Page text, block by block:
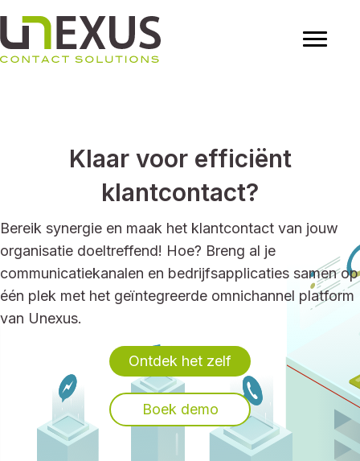
Klaar voor efficiënt
klantcontact?
Bereik synergie en maak het klantcontact van jouw
organisatie doeltreffend! Hoe? Breng al je
communicatiekanalen en bedrijfsapplicaties samen op
één plek met het geïntegreerde omnichannel platform
van Unexus.
Ontdek het zelf
Boek demo